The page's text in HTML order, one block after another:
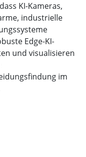
KI-Kameras,
industrielle
Edge-KI-
und visualisieren
im